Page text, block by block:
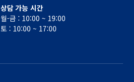
상담 가능 시간
월-금 : 10:00 ~ 19:00
토 : 10:00 ~ 17:00